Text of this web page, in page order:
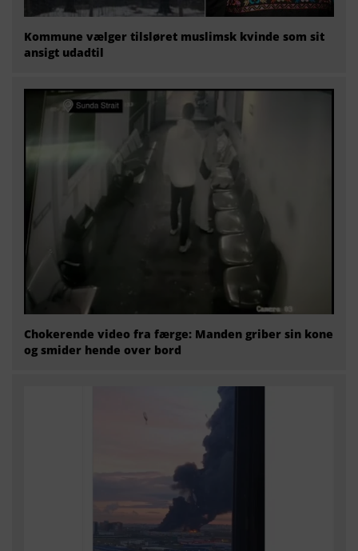
Kommune vælger tilsløret muslimsk kvinde som sit
ansigt udadtil
Chokerende video fra færge: Manden griber sin kone
og smider hende over bord